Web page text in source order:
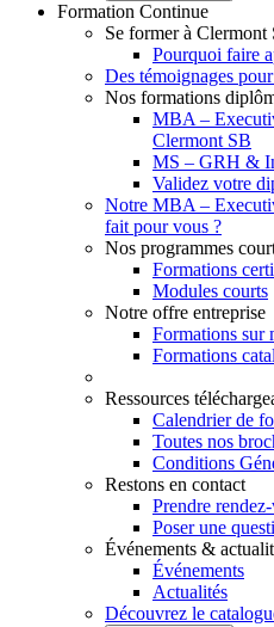
Formation Continue
Se former à
Pourquoi faire
Des témoignages
Nos formations
MBA –
Clermont SB
MS – GRH &
Validez votre
Notre MBA –
fait pour vous ?
Nos programmes
Formations
Modules courts
Notre offre entreprise
Formations sur
Formations
Ressources
Calendrier de
Toutes nos
Conditions
Restons en contact
Prendre
Poser une
Événements &
Événements
Actualités
Découvrez le